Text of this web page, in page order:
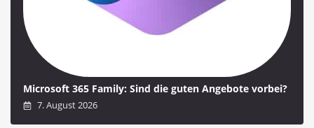
Microsoft 365 Family: Sind die guten Angebote vorbei?
7. August 2026